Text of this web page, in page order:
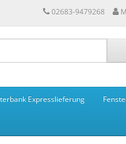
02683-9479268
Expresslieferung